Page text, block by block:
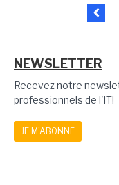
NEWSLETTER
Recevez notre
professionnels de l'IT!
JE M'ABONNE